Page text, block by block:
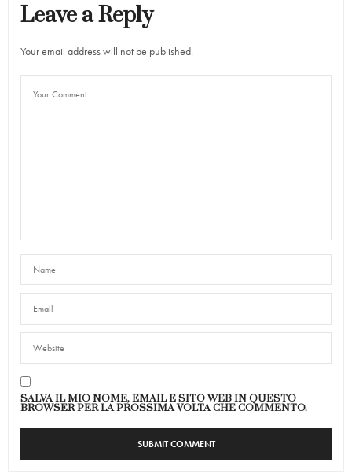
Leave a Reply
Your email address will not be published.
SALVA IL MIO NOME, EMAIL E SITO WEB IN QUESTO
BROWSER PER LA PROSSIMA VOLTA CHE COMMENTO.